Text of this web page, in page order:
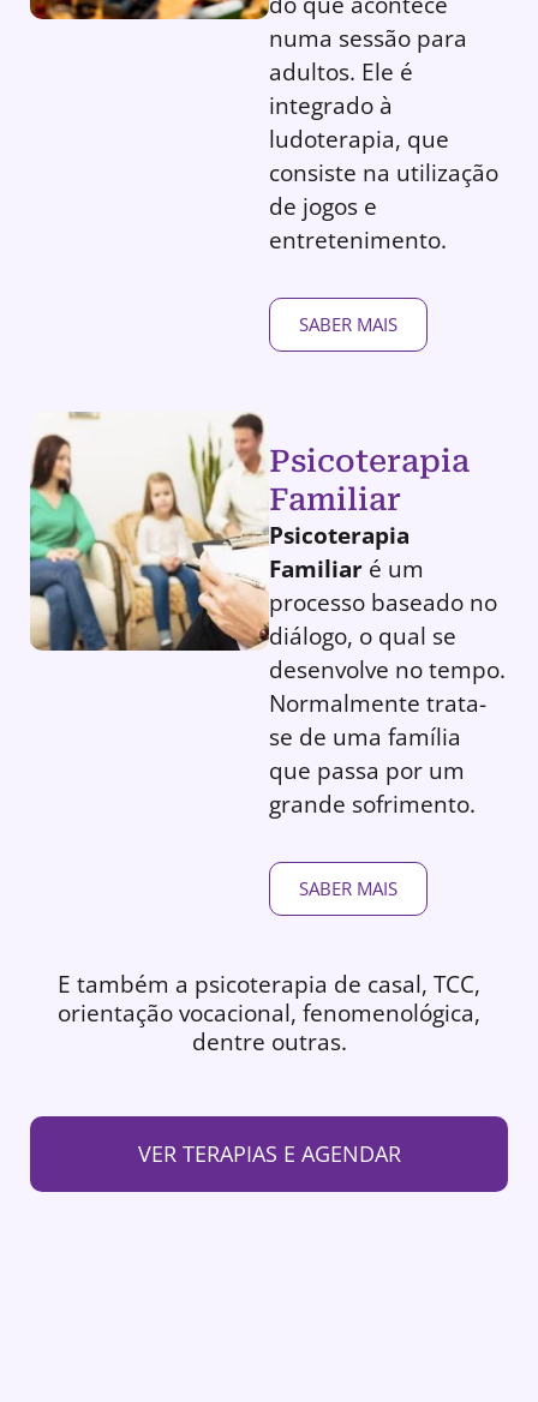
numa sessão para
adultos. Ele é
integrado à
ludoterapia, que
consiste na utilização
de jogos e
entretenimento.
SABER MAIS
Psicoterapia
Familiar
Psicoterapia
Familiar é um
processo baseado no
diálogo, o qual se
desenvolve no tempo.
Normalmente trata-
se de uma família
que passa por um
grande sofrimento.
SABER MAIS
E também a psicoterapia de casal, TCC,
orientação vocacional, fenomenológica,
dentre outras.
VER TERAPIAS E AGENDAR